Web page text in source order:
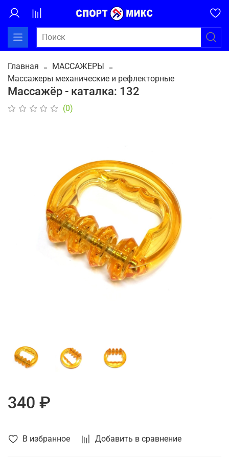
Главная
МАССАЖЕРЫ
Массажеры механические и рефлекторные
Массажёр - каталка: 132
(0)
В избранное Добавить в сравнение
340 ₽